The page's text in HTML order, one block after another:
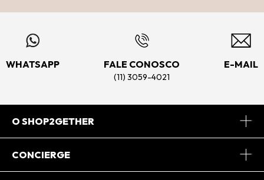
WHATSAPP FALE CONOSCO
(11) 3059-4021
E-MAIL
O SHOP2GETHER
Sobre Nós
CONCIERGE